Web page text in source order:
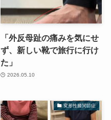
「外反母趾の痛みを気にせ
ず、新しい靴で旅行に行け
た」
2026.05.10
変形性膝関節症